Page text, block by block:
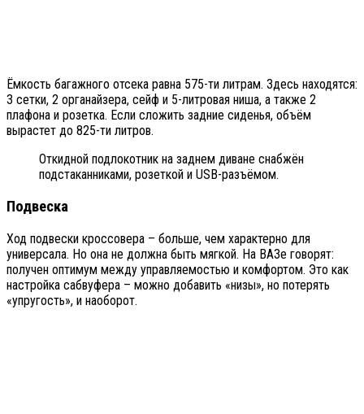
Ёмкость багажного отсека равна 575-ти литрам. Здесь находятся:
3 сетки, 2 органайзера, сейф и 5-литровая ниша, а также 2
плафона и розетка. Если сложить задние сиденья, объём
вырастет до 825-ти литров.
Откидной подлокотник на заднем диване снабжён
подстаканниками, розеткой и USB-разъёмом.
Подвеска
Ход подвески кроссовера – больше, чем характерно для
универсала. Но она не должна быть мягкой. На ВАЗе говорят:
получен оптимум между управляемостью и комфортом. Это как
настройка сабвуфера – можно добавить «низы», но потерять
«упругость», и наоборот.